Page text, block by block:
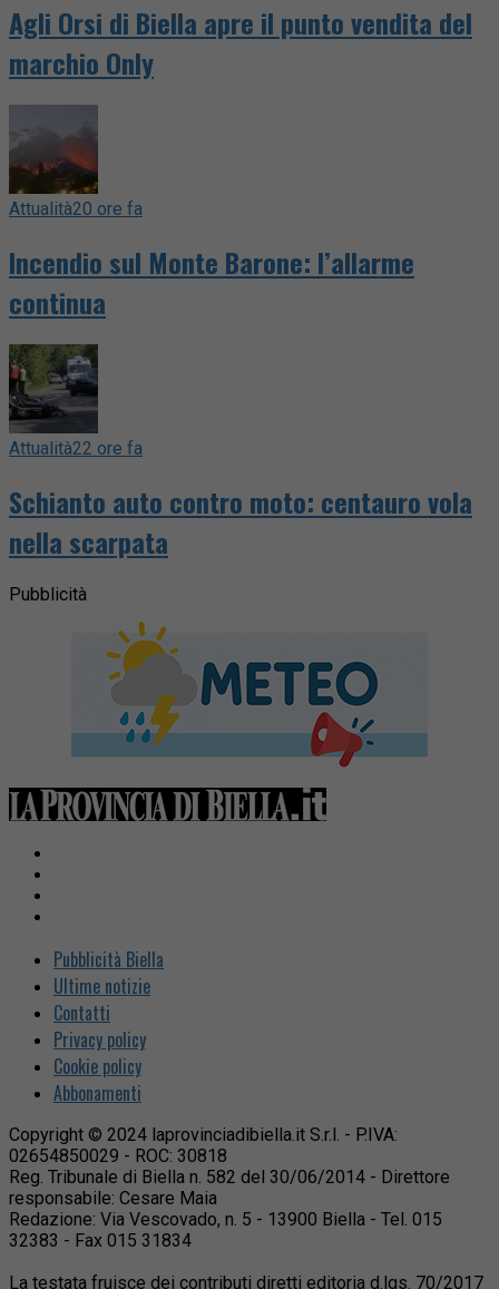
Agli Orsi di Biella apre il punto vendita del
marchio Only
Attualità20 ore fa
Incendio sul Monte Barone: l’allarme
continua
Attualità22 ore fa
Schianto auto contro moto: centauro vola
nella scarpata
Pubblicità
Pubblicità Biella
Ultime notizie
Contatti
Privacy policy
Cookie policy
Abbonamenti
Copyright © 2024 laprovinciadibiella.it S.r.l. - P.IVA:
02654850029 - ROC: 30818
Reg. Tribunale di Biella n. 582 del 30/06/2014 - Direttore
responsabile: Cesare Maia
Redazione: Via Vescovado, n. 5 - 13900 Biella - Tel. 015
32383 - Fax 015 31834
La testata fruisce dei contributi diretti editoria d.lgs. 70/2017